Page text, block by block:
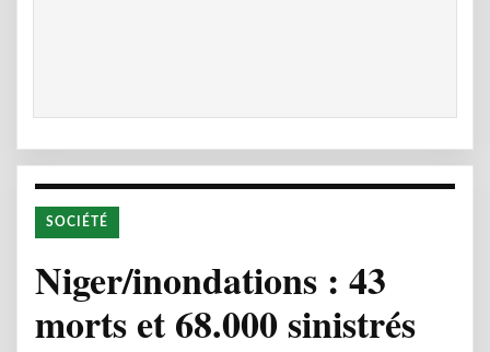
SOCIÉTÉ
Niger/inondations : 43
morts et 68.000 sinistrés